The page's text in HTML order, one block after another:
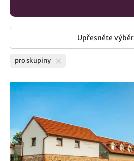
Upřesněte výběr
pro skupiny